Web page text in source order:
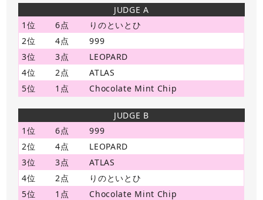
JUDGE A
1位
6点
りのといとひ
2位
4点
999
3位
3点
LEOPARD
4位
2点
ATLAS
5位
1点 Chocolate Mint Chip
JUDGE B
1位
6点
999
2位
4点
LEOPARD
3位
3点
ATLAS
4位
2点
りのといとひ
5位
1点 Chocolate Mint Chip